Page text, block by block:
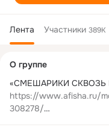
Лента Участники 389K
колонка
О группе
https://www.afisha.ru/
308278/